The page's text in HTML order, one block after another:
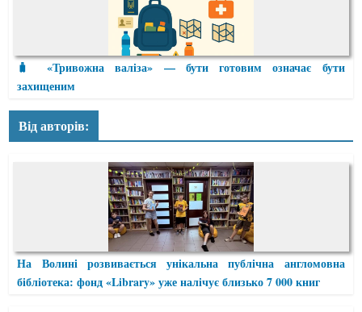
🧳 «Тривожна валіза» — бути готовим означає бути
захищеним
Від авторів:
На Волині розвивається унікальна публічна англомовна
бібліотека: фонд «Library» уже налічує близько 7 000 книг